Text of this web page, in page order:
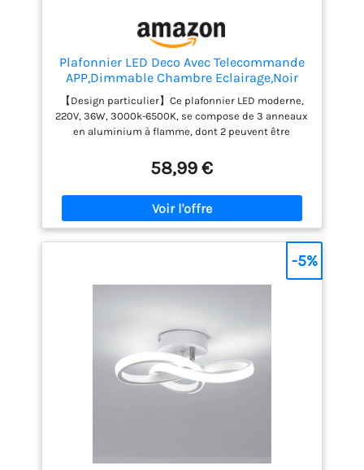
peuvent l'installer facilement
Plafonnier LED Deco Avec Telecommande
APP,Dimmable Chambre Eclairage,Noir
【Design particulier】Ce plafonnier LED moderne,
220V, 36W, 3000k-6500K, se compose de 3 anneaux
en aluminium à flamme, dont 2 peuvent être
souhaitez. Le plafonnier peut atteindre une
longueur maximale de 78 cm, la bande LED est fixée
sur la partie inférieure du plafonnier pour éclairer
et décorer parfaitement la pièce ! 【Fonction
dimmable et mémoire】La lampe de salon
dimmable avec télécommande vous permet de
contrôler la luminosité (10%-100%) lumens, et vous
couleur 3000K-6500K (chaud, blanc, neutre). Le
luminosité avant de s'éteindre. Le plafonnier
dispose également d'un mode veille avec une
luminosité minimale et d'un mode heure pour une
ambiance lumineuse agréable 【Trois méthodes de
contrôle】Le Lustre salon LED d'intérieur graduable
58,99 €
-5%